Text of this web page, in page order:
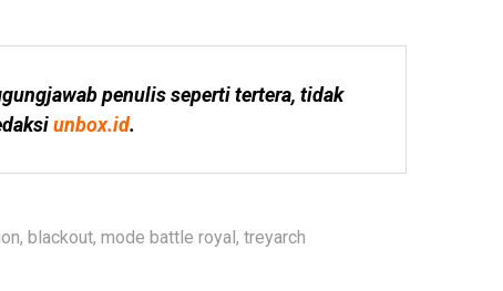
penulis seperti tertera, tidak
unbox.id.
, blackout, mode battle royal , treyarch